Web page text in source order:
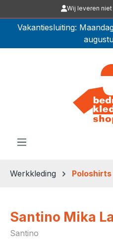
Ga naar de hoofdinhoud
Wij leveren
Vakantiesluiting:
Werkkleding Poloshirts
Santino Mika
Santino